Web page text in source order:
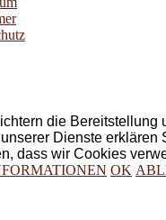
die Bereitstellung
Dienste erklären
dass wir Cookies
OK